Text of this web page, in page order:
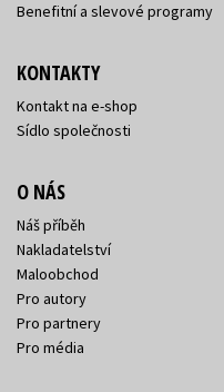
Benefitní a slevové programy
KONTAKTY
Kontakt na e-shop
Sídlo společnosti
O NÁS
Náš příběh
Nakladatelství
Maloobchod
Pro autory
Pro partnery
Pro média